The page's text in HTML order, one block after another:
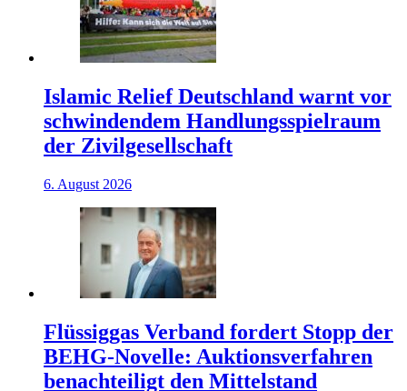
Islamic Relief Deutschland warnt vor
schwindendem Handlungsspielraum
der Zivilgesellschaft
6. August 2026
Flüssiggas Verband fordert Stopp der
BEHG-Novelle: Auktionsverfahren
benachteiligt den Mittelstand